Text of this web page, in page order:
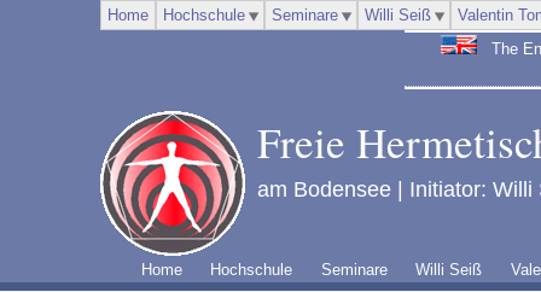
Home Hochschule Seminare Willi Seiß
Valentin
The
Freie
am Bodensee | Initiator: Willi
Home Hochschule Seminare Willi Seiß